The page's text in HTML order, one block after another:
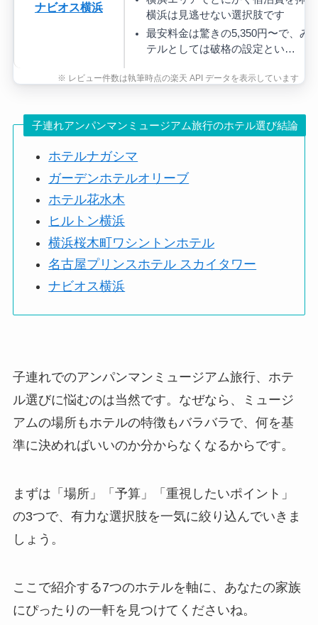
ナビオス横浜
横浜は見逃せない選択肢です
最安料金は驚きの5,350円〜で、み
テルとしては破格の設定とい…
子連れアンパンマンミュージアム旅行のホテル選び結論
ホテルナガシマ
ガーデンホテルオリーブ
ホテル花水木
ヒルトン横浜
横浜桜木町ワシントンホテル
名古屋プリンスホテル スカイタワー
ナビオス横浜
子連れでのアンパンマンミュージアム旅行、ホテ
ル選びに悩むのは当然です。なぜなら、ミュージ
アムの場所もホテルの特徴もバラバラで、何を基
準に決めればいいのか分からなくなるからです。
まずは「場所」「予算」「重視したいポイント」
の3つで、有力な選択肢を一気に絞り込んでいきま
しょう。
ここで紹介する7つのホテルを軸に、あなたの家族
にぴったりの一軒を見つけてくださいね。